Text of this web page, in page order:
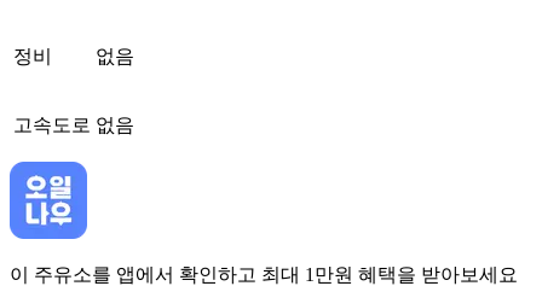
정비 없음
고속도로 없음
이 주유소를 앱에서 확인하고 최대 1만원 혜택을 받아보세요